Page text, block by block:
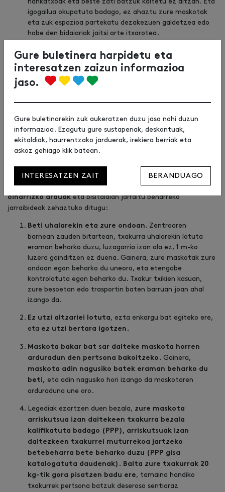
igogailua okupatuta badago, ez ahaztu zure maskotak
eta zuk espazioa partekatu dezakezuen galdetzea edo
hobe den bidaiariak jaitsi arte itxarotea.
Maskotak ezin dira sartu zentrokokomunetara eta
dadin, eta denok Urbilen egonaldi atsegina izan dezagun,
Friendly Protokoloa sortu dugu. Oinarrizko bizikidetza-
arauak dira, eta zure maskotaren jabe gisa errespetatu
bizikidetza ona mantentzeko.
Jarraian,maskoten jabeek bete beharko dituzten
oinarrizko arauaketa bisitaldian jarraitu beharreko
jarraibideak zehaztuko ditugu:
Beti uhalarekin eta zure ondoan . Zentroaren
barnean zauden bitartean, txakurra uhalarekin lotuta
eraman beharko duzu, luzagarria izan ala ez, 1 m-ko
luzera gainditzen ez duena. Gainera, zure maskotak zure
ondoan egon beharko du uneoro, eta etengabe
kontrolatuta egon beharko du. Txakur txikien kasuan,
zure besoetan edo trasportin baten barruan joan ahal
izango da.
Ez utzi altzariei lotuta, ezta enkargu bat egiteko ere,
eta ez utzi bertara igotzen.
Maskota bakar bat sar daiteke maskota horren
arduradun den pertsona bakoitzeko. Gainera,
maskota adin nagusiko batek eraman beharko du
beti, eta adin nagusiko hori izango da maskotaren
arduraduna une oro.
Legediak ezartzen duen bezala, zure maskota
arriskutsua izan daitekeen txakurra bezala
kalifikatuta badago (PPP), arriskutsuak izan
daitezkeen txakurrei muturrekoa jartzeko
betebeharra bete beharko duzu (PPP gisa
katalogatuta daudenak).
Baita zure txakurrak 20
kg-tik gora pisatzen badu ere, tamaina handiko
txakurrek pertsona batzuk deseroso sentiaraz
Gure buletinera harpidetu eta
interesatzen zaizun informazioa
jaso.
Gure buletinarekin zuk aukeratzen duzu jaso nahi duzun
informazioa. Ezagutu gure sustapenak, deskontuak,
ekitaldiak, haurrentzako jarduerak, irekiera berriak eta
askoz gehiago klik batean.
INTERESATZEN ZAIT BERANDUAGO